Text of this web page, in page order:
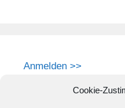
Cookie-
Anmelden >>